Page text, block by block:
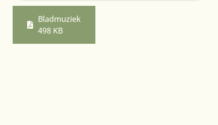
Bladmuziek
498 KB